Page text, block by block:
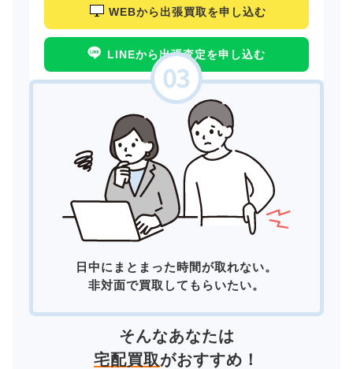
WEBから出張買取を申し込む
LINEから出張査定を申し込む
日中にまとまった時間が取れない。
非対面で買取してもらいたい。
そんなあなたは
宅配買取がおすすめ！